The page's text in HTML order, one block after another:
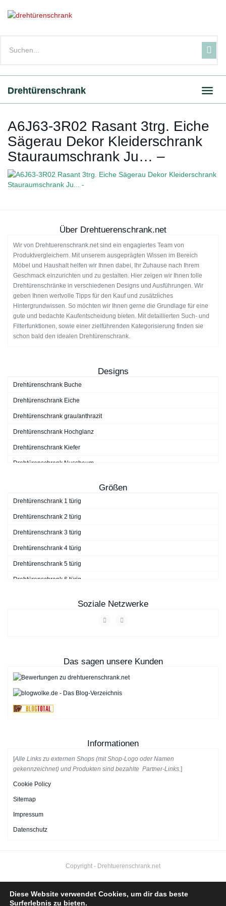
Drehtürenschrank
A6J63-3R02 Rasant 3trg. Eiche
Sägerau Dekor Kleiderschrank
Stauraumschrank Ju… –
Über Drehtuerenschrank.net
Wir von Drehtuerenschrank.net sind ein engagiertes Team von
Produktvergleichern. Mit unserem ausgeprägten Wissen im Bereich
Möbel und Haushalt helfen wir Ihnen dabei, Ihr Zuhause nach Ihrem
Geschmack einzurichten und zu gestalten. Hier zeigen wir Ihnen tolle
Drehtürenschränke in verschiedenen Designs und Ausführungen. Wir
geben Ihnen wertvolle Tipps für den Kauf und zusätzliches
Hintergrundwissen. So möchten wir Ihnen gerne die Grundlage für eine
gute und bedachte Kaufentscheidung bieten. Mit detaillierten Such- und
Filterfunktionen, sowie einer zielführenden Kategorisierung finden sie
schon bald den idealen Drehtürenschrank.
Designs
Drehtürenschrank Buche
Drehtürenschrank Eiche
Drehtürenschrank grau/anthrazit
Drehtürenschrank Hochglanz
Drehtürenschrank Kiefer
Drehtürenschrank Nussbaum
Größen
Drehtürenschrank 1 türig
Drehtürenschrank 2 türig
Drehtürenschrank 3 türig
Drehtürenschrank 4 türig
Drehtürenschrank 5 türig
Drehtürenschrank 6 türig
Soziale Netzwerke
Das sagen unsere Kunden
Informationen
[Alle Links zu externen Shops (mit Shop-Logo oder Namen
gekennzeichnet) und Produkten sind bezahlte Partner-Links. ]
Cookie Policy
Sitemap
Impressum
Datenschutz
Copyright - Drehtuerenschrank.net
Diese Website verwendet Cookies, um dir das beste
Surferlebnis zu bieten.